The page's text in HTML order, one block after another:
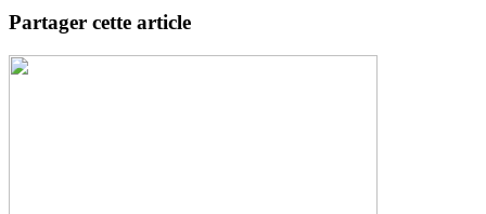
Partager cette article